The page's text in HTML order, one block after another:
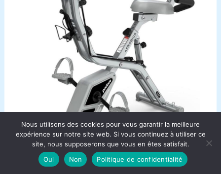
Test : vélo d’appartement pliable Pooboo X-Bike 4 en
Nous utilisons des cookies pour vous garantir la meilleure
expérience sur notre site web. Si vous continuez à utiliser ce
site, nous supposerons que vous en êtes satisfait.
Oui
Non Politique de confidentialité